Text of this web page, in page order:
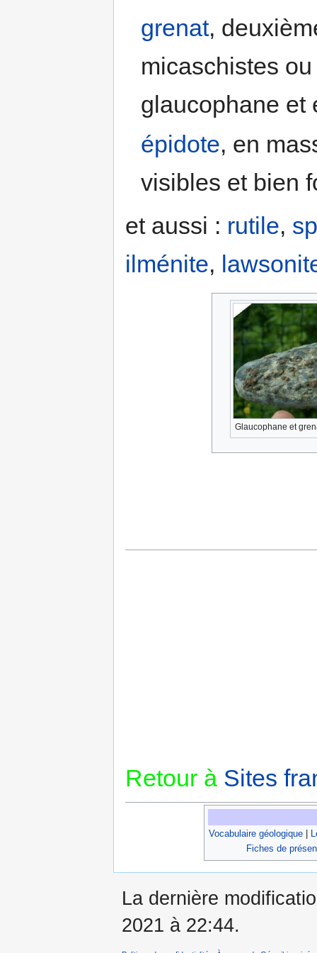
grenat,
micaschistes
glaucophane et
épidote, en
visibles et bien
et aussi : rutile,
ilménite,
Glaucophane et
Retour à Sites
Vocabulaire géologique|
Fiches de
La dernière
2021 à 22:44.